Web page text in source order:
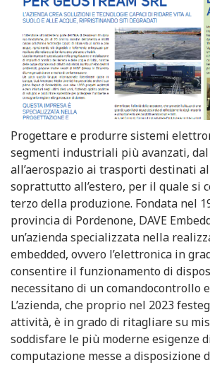
Progettare e produrre sistemi
segmenti industriali più avanzati,
all’aerospazio ai trasporti destinati
soprattutto all’estero, per il quale si
terzo della produzione. Fondata nel
provincia di Pordenone, DAVE
un’azienda specializzata nella
embedded, ovvero l’elettronica in
consentire il funzionamento di
necessitano di un comandocontrollo
L’azienda, che proprio nel 2023
attività, è in grado di ritagliare su
soddisfare le più moderne esigenze
computazione messe a disposizione